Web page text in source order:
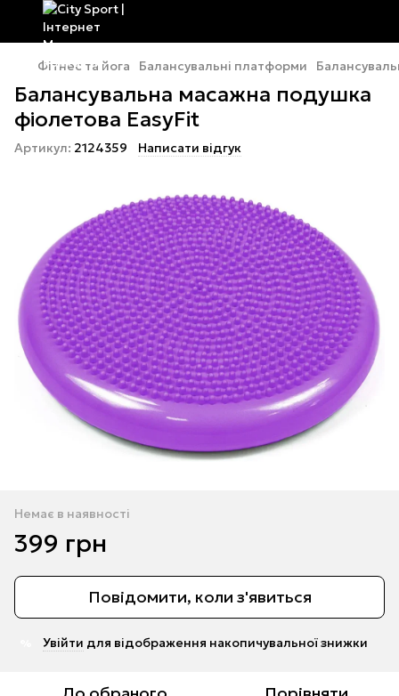
Фітнес та йога Балансувальні платформи
Балансувальна масажна подушка
фіолетова EasyFit
Артикул: 2124359 Написати відгук
Немає в наявності
399 грн
Повідомити, коли з'явиться
Увійти для відображення накопичувальної знижки